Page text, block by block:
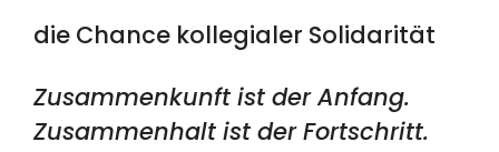
die Chance kollegialer Solidarität
Zusammenkunft ist der Anfang.
Zusammenhalt ist der Fortschritt.